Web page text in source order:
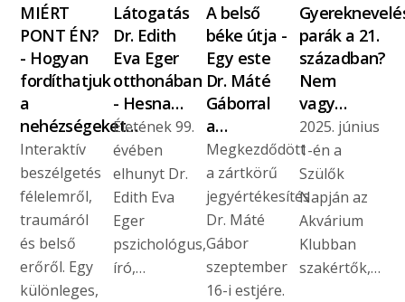
MIÉRT
PONT ÉN?
- Hogyan
fordíthatjuk
a
nehézségeket…
Interaktív
beszélgetés
félelemről,
traumáról
és belső
erőről. Egy
különleges,
Látogatás
Dr. Edith
Eva Eger
otthonában
- Hesna…
Életének 99.
évében
elhunyt Dr.
Edith Eva
Eger
pszichológus,
író,…
A belső
béke útja -
Egy este
Dr. Máté
Gáborral
a…
Megkezdődött
a zártkörű
jegyértékesítés
Dr. Máté
Gábor
szeptember
16-i estjére.
parák a 21.
században?
Nem
vagy…
2025. június
1-én a
Szülők
Napján az
Akvárium
Klubban
szakértők,…